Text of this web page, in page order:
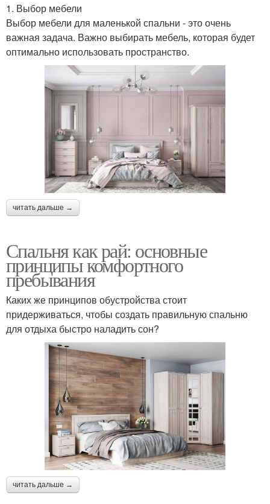
1. Выбор мебели
Выбор мебели для маленькой спальни - это очень
важная задача. Важно выбирать мебель, которая будет
оптимально использовать пространство.
читать дальше →
Спальня как рай: основные
принципы комфортного
пребывания
Каких же принципов обустройства стоит
придерживаться, чтобы создать правильную спальню
для отдыха быстро наладить сон?
читать дальше →